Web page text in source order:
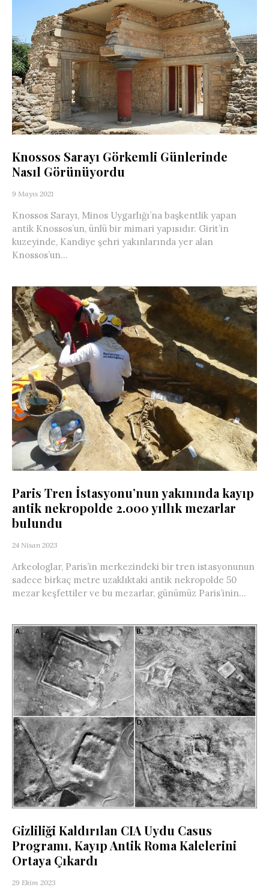
Knossos Sarayı Görkemli Günlerinde
Nasıl Görünüyordu
9 Mayıs 2021
Knossos Sarayı, Minos Uygarlığı’na başkentlik yapan
antik Knossos’un, ünlü bir mimari yapısıdır. Girit’in
kuzeyinde, Kandiye şehri yakınlarında yer alan
Knossos’un...
Paris Tren İstasyonu’nun yakınında kayıp
antik nekropolde 2.000 yıllık mezarlar
bulundu
24 Nisan 2023
Arkeologlar, Paris’in merkezindeki bir tren istasyonunun
sadece birkaç metre uzaklıktaki antik nekropolde 50
mezar keşfettiler ve bu mezarlar, günümüz Paris’inin...
Gizliliği Kaldırılan CIA Uydu Casus
Programı, Kayıp Antik Roma Kalelerini
Ortaya Çıkardı
29 Ekim 2023